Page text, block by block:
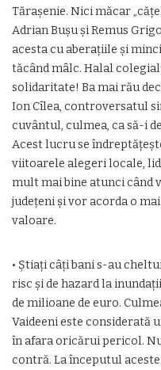
Tăraşenie. Nici măcar
Adrian Buşu şi Remus
acesta cu aberaţiile şi
tăcând mâlc. Halal
solidaritate! Ba mai rău
Ion Cîlea, controversatul
cuvântul, culmea, ca să-i
Acest lucru se
viitoarele alegeri locale,
mult mai bine atunci când
judeţeni şi vor acorda o
valoare.
• Ştiaţi câţi bani s-au
risc şi de hazard la
de milioane de euro.
Vaideeni este considerată
în afara oricărui pericol.
contră. La începutul